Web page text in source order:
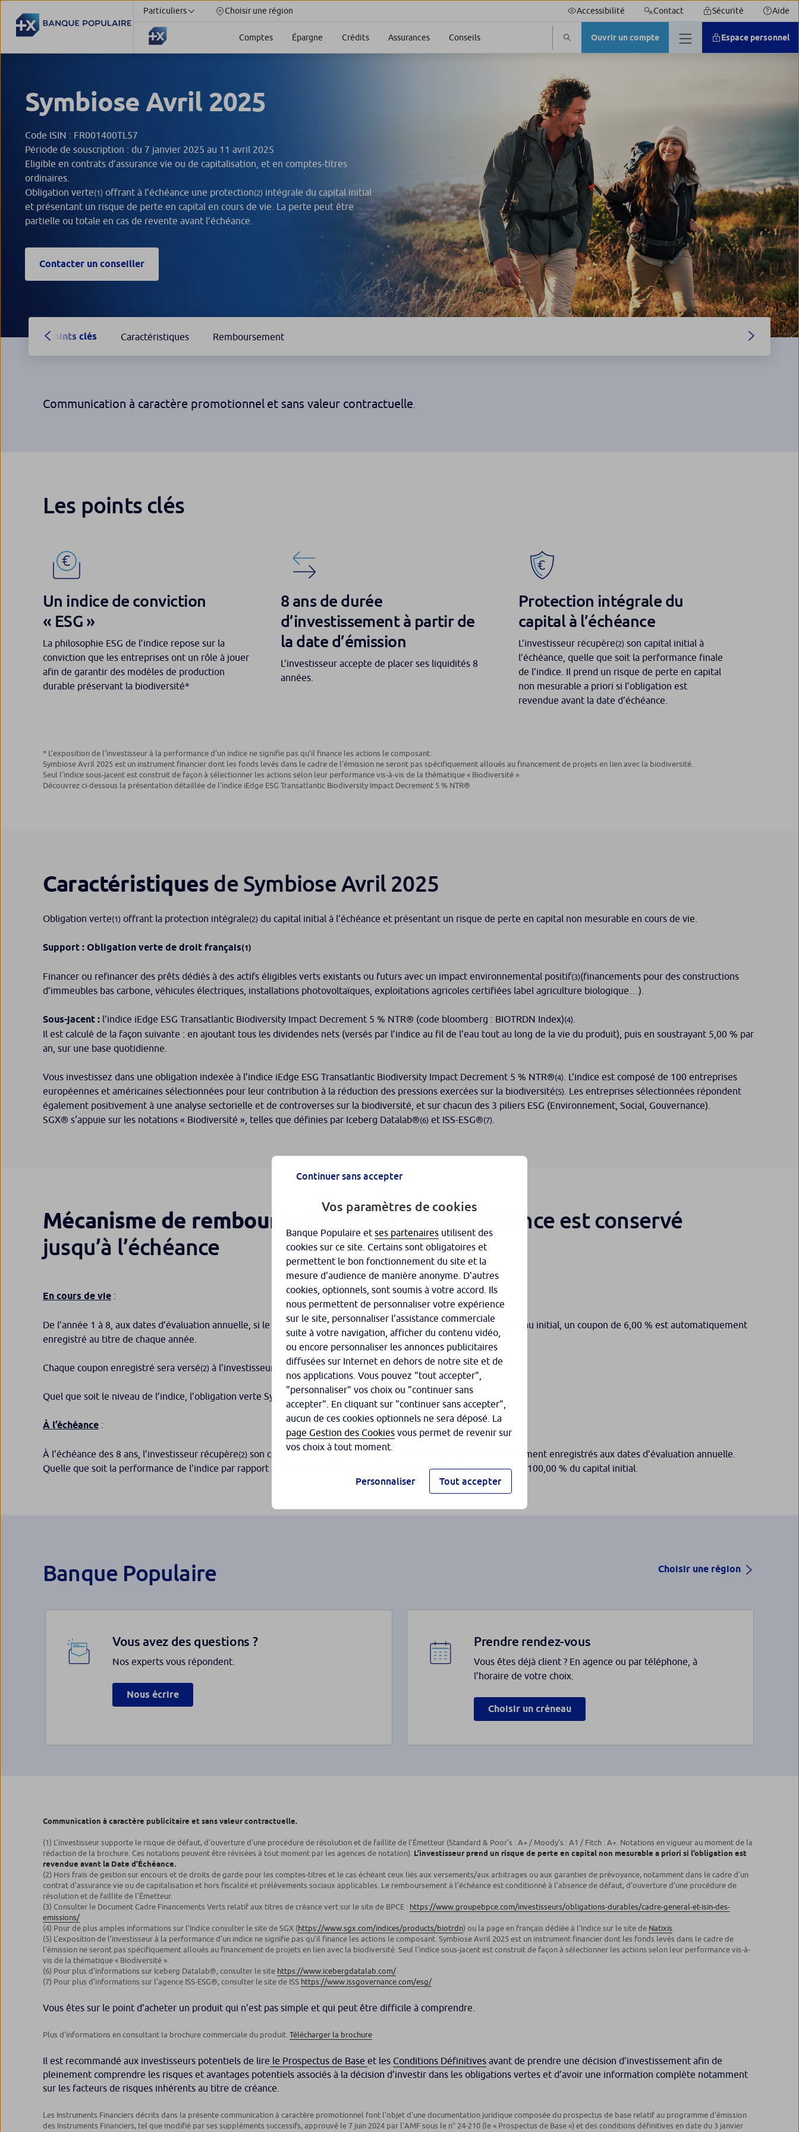
Particuliers Choisir une région Accessibilité Contact Sécurité Aide
Comptes Épargne Crédits Assurances Conseils Ouvrir un compte Espace personnel
Symbiose Avril 2025
Code ISIN : FR001400TL57
Période de souscription : du 7 janvier 2025 au 11 avril 2025
Eligible en contrats d’assurance vie ou de capitalisation, et en comptes-titres
ordinaires.
Obligation verte(1) offrant à l’échéance une protection(2) intégrale du capital initial
et présentant un risque de perte en capital en cours de vie. La perte peut être
partielle ou totale en cas de revente avant l’échéance.
Contacter un conseiller
Points clés Caractéristiques Remboursement
Communication à caractère promotionnel et sans valeur contractuelle
Les points clés
Un indice de conviction
« ESG »
La philosophie ESG de l’indice repose sur la
conviction que les entreprises ont un rôle à jouer
afin de garantir des modèles de production
durable préservant la biodiversité*
8 ans de durée
d’investissement à partir de
la date d’émission
L’investisseur accepte de placer ses liquidités 8
années.
Protection intégrale du
capital à l’échéance
L’investisseur récupère(2) son capital initial à
l’échéance, quelle que soit la performance finale
de l’indice. Il prend un risque de perte en capital
non mesurable a priori si l’obligation est
revendue avant la date d’échéance.
* L’exposition de l’investisseur à la performance d’un indice ne signifie pas qu’il finance les actions le composant.
Symbiose Avril 2025 est un instrument financier dont les fonds levés dans le cadre de l’émission ne seront pas spécifiquement alloués au financement de projets en lien avec la biodiversité.
Seul l’indice sous-jacent est construit de façon à sélectionner les actions selon leur performance vis-à-vis de la thématique « Biodiversité ».
Découvrez ci-dessous la présentation détaillée de l’indice iEdge ESG Transatlantic Biodiversity Impact Decrement 5 % NTR®
Caractéristiques de Symbiose Avril 2025
Obligation verte(1) offrant la protection intégrale(2) du capital initial à l’échéance et présentant un risque de perte en capital non mesurable en cours de vie.
Support : Obligation verte de droit français(1)
Financer ou refinancer des prêts dédiés à des actifs éligibles verts existants ou futurs avec un impact environnemental positif(3)(financements pour des constructions
d’immeubles bas carbone, véhicules électriques, installations photovoltaïques, exploitations agricoles certifiées label agriculture biologique…).
Sous-jacent : l’indice iEdge ESG Transatlantic Biodiversity Impact Decrement 5 % NTR® (code bloomberg : BIOTRDN Index)(4)
Il est calculé de la façon suivante : en ajoutant tous les dividendes nets (versés par l’indice au fil de l’eau tout au long de la vie du produit), puis en soustrayant 5,00 % par
an, sur une base quotidienne.
Vous investissez dans une obligation indexée à l’indice iEdge ESG Transatlantic Biodiversity Impact Decrement 5 % NTR®(4) . L’indice est composé de 100 entreprises
européennes et américaines sélectionnées pour leur contribution à la réduction des pressions exercées sur la biodiversité(5) . Les entreprises sélectionnées répondent
également positivement à une analyse sectorielle et de controverses sur la biodiversité, et sur chacun des 3 piliers ESG (Environnement, Social, Gouvernance).
SGX® s‘appuie sur les notations « Biodiversité », telles que définies par Iceberg Datalab®(6) et ISS-ESG®(7)
Mécanisme de remboursement si le titre de créance est conservé
jusqu’à l’échéance
En cours de vie :
De l’année 1 à 8, aux dates d’évaluation annuelle, si le niveau de l’indice est supérieur ou égal à 105 % de son niveau initial, un coupon de 6,00 % est automatiquement
enregistré au titre de chaque année.
Chaque coupon enregistré sera versé(2) à l’investisseur à la date d’échéance, le 3 mai 2033.
Quel que soit le niveau de l’indice, l’obligation verte Symbiose Avril 2025 continue jusqu’à la date d’échéance.
À l’échéance :
À l’échéance des 8 ans, l’investisseur récupère(2) son capital initial augmenté de la somme des coupons éventuellement enregistrés aux dates d’évaluation annuelle.
Quelle que soit la performance de l’indice par rapport à son niveau initial, l’investisseur est protégé(2)à hauteur de 100,00 % du capital initial.
Banque Populaire Choisir une région
Vous avez des questions ?
Nos experts vous répondent.
Nous écrire
Prendre rendez-vous
Vous êtes déjà client ? En agence ou par téléphone, à
l’horaire de votre choix.
Choisir un créneau
Communication à caractère publicitaire et sans valeur contractuelle.
(1) L’investisseur supporte le risque de défaut, d’ouverture d’une procédure de résolution et de faillite de l’Émetteur (Standard & Poor’s : A+ / Moody’s : A1 / Fitch : A+. Notations en vigueur au moment de la
rédaction de la brochure. Ces notations peuvent être révisées à tout moment par les agences de notation). L’investisseur prend un risque de perte en capital non mesurable a priori si l’obligation est
revendue avant la Date d’Échéance.
(2) Hors frais de gestion sur encours et de droits de garde pour les comptes-titres et le cas échéant ceux liés aux versements/aux arbitrages ou aux garanties de prévoyance, notamment dans le cadre d’un
contrat d’assurance vie ou de capitalisation et hors fiscalité et prélèvements sociaux applicables. Le remboursement à l’échéance est conditionné à l’absence de défaut, d’ouverture d’une procédure de
résolution et de faillite de l’Émetteur.
(3) Consulter le Document Cadre Financements Verts relatif aux titres de créance vert sur le site de BPCE : https://www.groupebpce.com/investisseurs/obligations-durables/cadre-general-et-isin-des-
emissions/
(4) Pour de plus amples informations sur l’Indice consulter le site de SGX (https://www.sgx.com/indices/products/biotrdn) ou la page en français dédiée à l’Indice sur le site de Natixis.
(5) L’exposition de l’investisseur à la performance d’un indice ne signifie pas qu’il finance les actions le composant. Symbiose Avril 2025 est un instrument financier dont les fonds levés dans le cadre de
l’émission ne seront pas spécifiquement alloués au financement de projets en lien avec la biodiversité. Seul l’indice sous-jacent est construit de façon à sélectionner les actions selon leur performance vis-à-
vis de la thématique « Biodiversité ».
(6) Pour plus d’informations sur Iceberg Datalab®, consulter le site https://www.icebergdatalab.com/
(7) Pour plus d’informations sur l’agence ISS-ESG®, consulter le site de ISS https://www.issgovernance.com/esg/
Vous êtes sur le point d’acheter un produit qui n’est pas simple et qui peut être difficile à comprendre.
Plus d’informations en consultant la brochure commerciale du produit.Télécharger la brochure
Il est recommandé aux investisseurs potentiels de lire le Prospectus de Base et les Conditions Définitives avant de prendre une décision d’investissement afin de
pleinement comprendre les risques et avantages potentiels associés à la décision d’investir dans les obligations vertes et d’avoir une information complète notamment
sur les facteurs de risques inhérents au titre de créance.
Les Instruments Financiers décrits dans la présente communication à caractère promotionnel font l’objet d’une documentation juridique composée du prospectus de base relatif au programme d’émission
des Instruments Financiers, tel que modifié par ses suppléments successifs, approuvé le 7 juin 2024 par l’AMF sous le n° 24-210 (le « Prospectus de Base ») et des conditions définitives en date du 3 janvier
Continuer sans accepter
Vos paramètres de cookies
Banque Populaire et ses partenaires utilisent des
cookies sur ce site. Certains sont obligatoires et
permettent le bon fonctionnement du site et la
mesure d'audience de manière anonyme. D'autres
cookies, optionnels, sont soumis à votre accord. Ils
nous permettent de personnaliser votre expérience
sur le site, personnaliser l'assistance commerciale
suite à votre navigation, afficher du contenu vidéo,
ou encore personnaliser les annonces publicitaires
diffusées sur Internet en dehors de notre site et de
nos applications. Vous pouvez "tout accepter",
"personnaliser" vos choix ou "continuer sans
accepter". En cliquant sur "continuer sans accepter",
aucun de ces cookies optionnels ne sera déposé. La
page Gestion des Cookies vous permet de revenir sur
vos choix à tout moment.
Personnaliser Tout accepter